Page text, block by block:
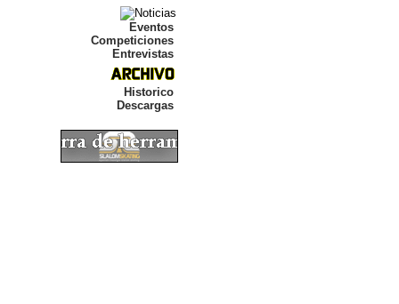
Eventos
Competiciones
Entrevistas
Historico
Descargas